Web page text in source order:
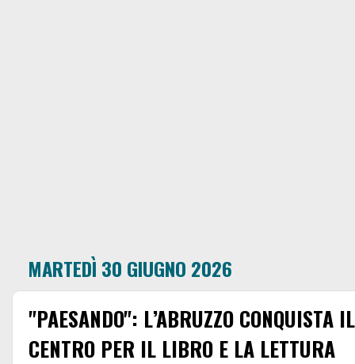
MARTEDÌ 30 GIUGNO 2026
"PAESANDO": L’ABRUZZO CONQUISTA
CENTRO PER IL LIBRO E LA LETTURA